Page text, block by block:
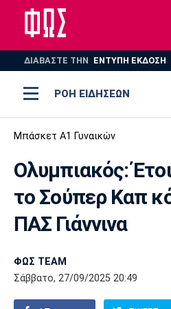
ΔΙΑΒΑΣΤΕ THN ΕΝΤΥΠΗ ΕΚΔΟΣΗ
ΡΟΗ ΕΙΔΗΣΕΩΝ
ΠΟΔΟΣΦΑΙΡΟ
ΠΟΛΟ
AUTO-MOTO
Ποδόσφαιρο
Super League 1
Super League 2
Ελλάδα
Μπάσκετ
Ελλάδα
EuroLeague
Ολυμπιακοί Αγώνες
Πόλο
Ολυμπιακός ΑΕΚ
Παναθηναϊκός Ατρόμητος
Μπάσκετ Α1 Γυναικών
Ολυμπιακός:
το Σούπερ Καπ
ΠΑΣ Γιάννινα
ΦΩΣ TEAM
Σάββατο, 27/09/2025 20:49